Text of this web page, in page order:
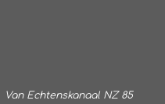
Van Echtenskanaal NZ 85